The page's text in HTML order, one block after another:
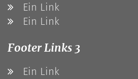
Ein Link
Ein Link
Footer Links 3
Ein Link